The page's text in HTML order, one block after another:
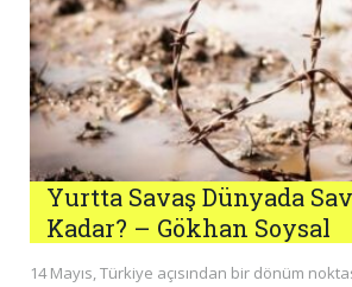
Yurtta Savaş Dünyada
Kadar? – Gökhan Soysal
14 Mayıs, Türkiye açısından bir dönüm